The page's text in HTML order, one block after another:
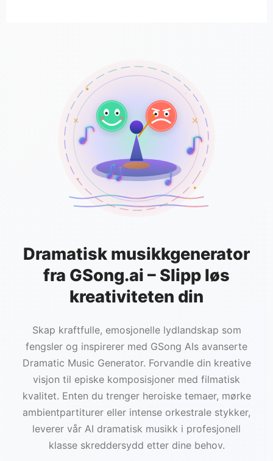
Dramatisk musikkgenerator
fra GSong.ai – Slipp løs
kreativiteten din
Skap kraftfulle, emosjonelle lydlandskap som
fengsler og inspirerer med GSong AIs avanserte
Dramatic Music Generator. Forvandle din kreative
visjon til episke komposisjoner med filmatisk
kvalitet. Enten du trenger heroiske temaer, mørke
ambientpartiturer eller intense orkestrale stykker,
leverer vår AI dramatisk musikk i profesjonell
klasse skreddersydd etter dine behov.